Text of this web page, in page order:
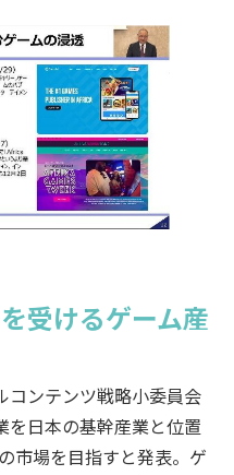
受けるゲーム産
ンテンツ戦略小委員会
を日本の基幹産業と位置
市場を目指すと発表。ゲ